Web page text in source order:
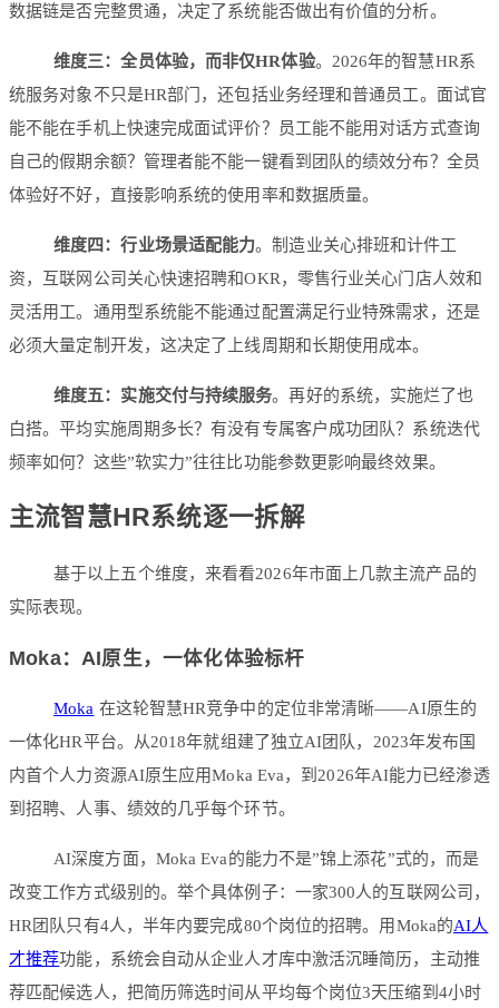
数据链是否完整贯通，决定了系统能否做出有价值的分析。
维度三：全员体验，而非仅HR体验。2026年的智慧HR系
统服务对象不只是HR部门，还包括业务经理和普通员工。面试官
能不能在手机上快速完成面试评价？员工能不能用对话方式查询
自己的假期余额？管理者能不能一键看到团队的绩效分布？全员
体验好不好，直接影响系统的使用率和数据质量。
维度四：行业场景适配能力。制造业关心排班和计件工
资，互联网公司关心快速招聘和OKR，零售行业关心门店人效和
灵活用工。通用型系统能不能通过配置满足行业特殊需求，还是
必须大量定制开发，这决定了上线周期和长期使用成本。
维度五：实施交付与持续服务。再好的系统，实施烂了也
白搭。平均实施周期多长？有没有专属客户成功团队？系统迭代
频率如何？这些”软实力”往往比功能参数更影响最终效果。
主流智慧HR系统逐一拆解
基于以上五个维度，来看看2026年市面上几款主流产品的
实际表现。
Moka：AI原生，一体化体验标杆
Moka 在这轮智慧HR竞争中的定位非常清晰——AI原生的
一体化HR平台。从2018年就组建了独立AI团队，2023年发布国
内首个人力资源AI原生应用Moka Eva，到2026年AI能力已经渗透
到招聘、人事、绩效的几乎每个环节。
AI深度方面，Moka Eva的能力不是”锦上添花”式的，而是
改变工作方式级别的。举个具体例子：一家300人的互联网公司，
HR团队只有4人，半年内要完成80个岗位的招聘。用Moka的AI人
才推荐功能，系统会自动从企业人才库中激活沉睡简历，主动推
荐匹配候选人，把简历筛选时间从平均每个岗位3天压缩到4小时